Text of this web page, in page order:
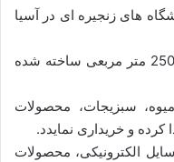
های زنجیره ای در آسیا
این مرکز خرید در مساحتی حدود 250.000 متر مربعی ساخته شده
میوه، سبزیجات، محصولات
کرده و خریداری نمایدد.
الکترونیکی، محصولات